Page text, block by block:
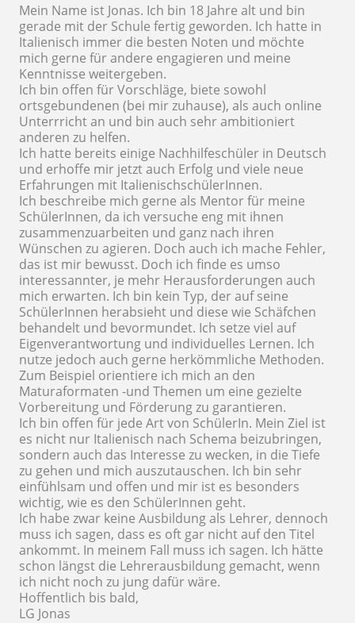
Mein Name ist Jonas. Ich bin 18 Jahre alt und bin
gerade mit der Schule fertig geworden. Ich hatte in
Italienisch immer die besten Noten und möchte
mich gerne für andere engagieren und meine
Kenntnisse weitergeben.
Ich bin offen für Vorschläge, biete sowohl
ortsgebundenen (bei mir zuhause), als auch online
Unterrricht an und bin auch sehr ambitioniert
anderen zu helfen.
Ich hatte bereits einige Nachhilfeschüler in Deutsch
und erhoffe mir jetzt auch Erfolg und viele neue
Erfahrungen mit ItalienischschülerInnen.
Ich beschreibe mich gerne als Mentor für meine
SchülerInnen, da ich versuche eng mit ihnen
zusammenzuarbeiten und ganz nach ihren
Wünschen zu agieren. Doch auch ich mache Fehler,
das ist mir bewusst. Doch ich finde es umso
interessannter, je mehr Herausforderungen auch
mich erwarten. Ich bin kein Typ, der auf seine
SchülerInnen herabsieht und diese wie Schäfchen
behandelt und bevormundet. Ich setze viel auf
Eigenverantwortung und individuelles Lernen. Ich
nutze jedoch auch gerne herkömmliche Methoden.
Zum Beispiel orientiere ich mich an den
Maturaformaten -und Themen um eine gezielte
Vorbereitung und Förderung zu garantieren.
Ich bin offen für jede Art von SchülerIn. Mein Ziel ist
es nicht nur Italienisch nach Schema beizubringen,
sondern auch das Interesse zu wecken, in die Tiefe
zu gehen und mich auszutauschen. Ich bin sehr
einfühlsam und offen und mir ist es besonders
wichtig, wie es den SchülerInnen geht.
Ich habe zwar keine Ausbildung als Lehrer, dennoch
muss ich sagen, dass es oft gar nicht auf den Titel
ankommt. In meinem Fall muss ich sagen. Ich hätte
schon längst die Lehrerausbildung gemacht, wenn
ich nicht noch zu jung dafür wäre.
Hoffentlich bis bald,
LG Jonas